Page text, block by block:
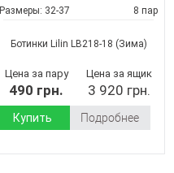
Размеры: 32-37 8 пар
Ботинки Lilin LB218-18 (Зима)
Цена за пару
490 грн.
Цена за ящик
3 920 грн.
Купить Подробнее